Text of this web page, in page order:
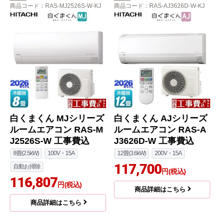
商品コード ：RAS-MJ2526S-W-KJ
白くまくん MJシリーズ
ルームエアコン RAS-M
J2526S-W 工事費込
8畳(2.5kW)
100V・15A
自動お掃除
116,807円(税込)
商品詳細はこちら
商品コード ：RAS-AJ3626D-W-KJ
白くまくん AJシリーズ
ルームエアコン RAS-A
J3626D-W 工事費込
12畳(3.6kW) 200V・15A
117,700円(税込)
商品詳細はこちら